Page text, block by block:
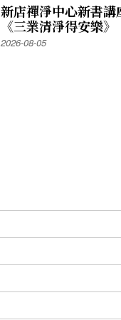
新店禪淨中心新書
《三業清淨得安樂》
2026-08-05